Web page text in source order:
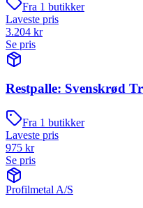
Fra 1 butikker
Laveste pris
3.204 kr
Se pris
Restpalle: Svenskrød
Fra 1 butikker
Laveste pris
975 kr
Se pris
Profilmetal A/S